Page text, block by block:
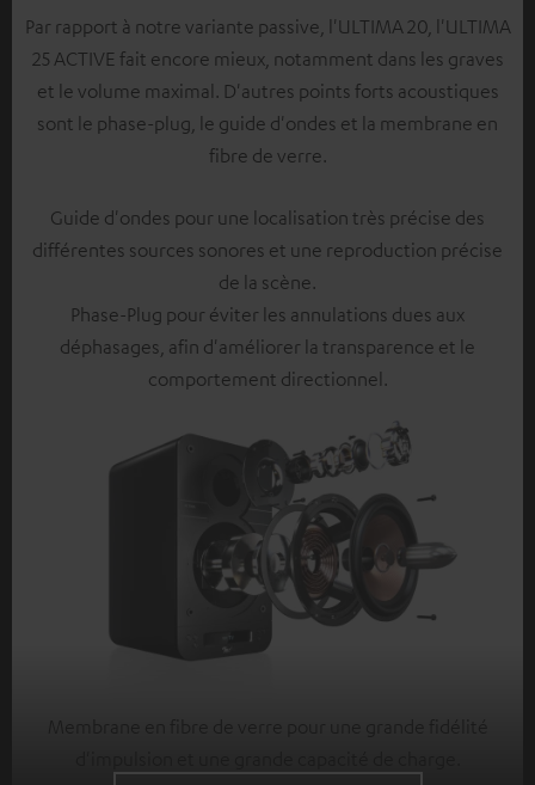
Par rapport à notre variante passive, l'ULTIMA 20, l'ULTIMA
25 ACTIVE fait encore mieux, notamment dans les graves
et le volume maximal. D'autres points forts acoustiques
sont le phase-plug, le guide d'ondes et la membrane en
fibre de verre.
Guide d'ondes pour une localisation très précise des
différentes sources sonores et une reproduction précise
de la scène.
Phase-Plug pour éviter les annulations dues aux
déphasages, afin d'améliorer la transparence et le
comportement directionnel.